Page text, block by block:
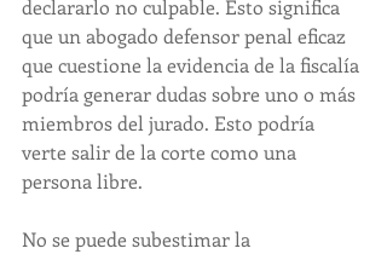
declararlo no culpable. Esto significa
que un abogado defensor penal eficaz
que cuestione la evidencia de la fiscalía
podría generar dudas sobre uno o más
miembros del jurado. Esto podría
verte salir de la corte como una
persona libre.
No se puede subestimar la